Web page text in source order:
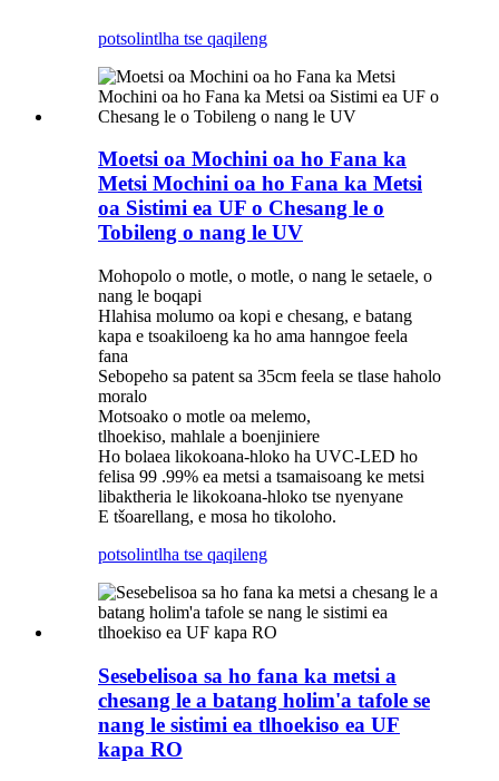
potsolintlha tse qaqileng
Moetsi oa Mochini oa ho Fana ka
Metsi Mochini oa ho Fana ka Metsi
oa Sistimi ea UF o Chesang le o
Tobileng o nang le UV
Mohopolo o motle, o motle, o nang le setaele, o
nang le boqapi
Hlahisa molumo oa kopi e chesang, e batang
kapa e tsoakiloeng ka ho ama hanngoe feela
fana
Sebopeho sa patent sa 35cm feela se tlase haholo
moralo
Motsoako o motle oa melemo,
tlhoekiso, mahlale a boenjiniere
Ho bolaea likokoana-hloko ha UVC-LED ho
felisa 99 .99% ea metsi a tsamaisoang ke metsi
libaktheria le likokoana-hloko tse nyenyane
E tšoarellang, e mosa ho tikoloho.
potsolintlha tse qaqileng
Sesebelisoa sa ho fana ka metsi a
chesang le a batang holim'a tafole se
nang le sistimi ea tlhoekiso ea UF
kapa RO